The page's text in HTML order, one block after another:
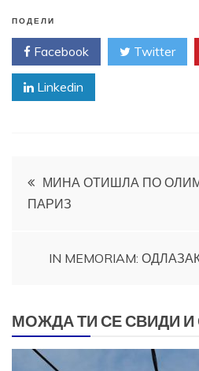
ПОДЕЛИ
Facebook Twitter
Linkedin
Кретање
чланка
МИНА ОТИШЛА ПО
ПАРИЗ
IN MEMORIAM:
МОЖДА ТИ СЕ СВИДИ И